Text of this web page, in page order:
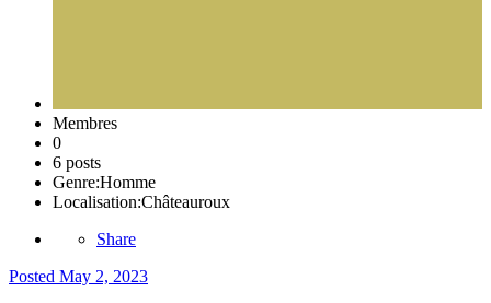
Membres
0
6 posts
Genre:Homme
Localisation:Châteauroux
Share
Posted May 2, 2023